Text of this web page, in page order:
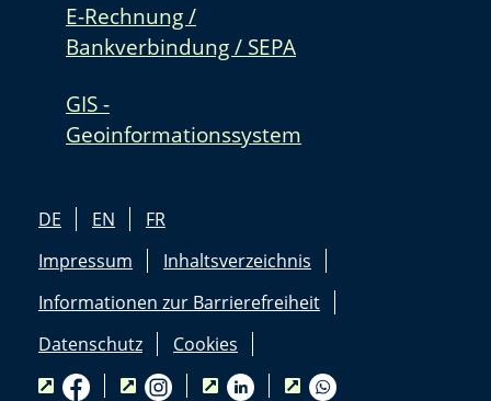
E-Rechnung /
Bankverbindung / SEPA
GIS -
Geoinformationssystem
DE EN
FR
Impressum
Inhaltsverzeichnis
Informationen zur Barrierefreiheit
Datenschutz
Cookies